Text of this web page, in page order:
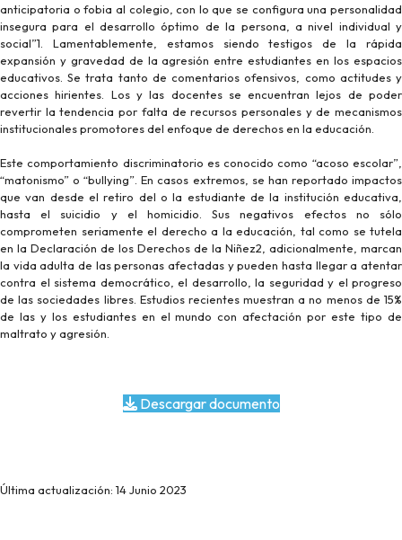
anticipatoria o fobia al colegio, con lo que se configura una personalidad
insegura para el desarrollo óptimo de la persona, a nivel individual y
social”1. Lamentablemente, estamos siendo testigos de la rápida
expansión y gravedad de la agresión entre estudiantes en los espacios
educativos. Se trata tanto de comentarios ofensivos, como actitudes y
acciones hirientes. Los y las docentes se encuentran lejos de poder
revertir la tendencia por falta de recursos personales y de mecanismos
institucionales promotores del enfoque de derechos en la educación.
Este comportamiento discriminatorio es conocido como “acoso escolar”,
“matonismo” o “bullying”. En casos extremos, se han reportado impactos
que van desde el retiro del o la estudiante de la institución educativa,
hasta el suicidio y el homicidio. Sus negativos efectos no sólo
comprometen seriamente el derecho a la educación, tal como se tutela
en la Declaración de los Derechos de la Niñez2, adicionalmente, marcan
la vida adulta de las personas afectadas y pueden hasta llegar a atentar
contra el sistema democrático, el desarrollo, la seguridad y el progreso
de las sociedades libres. Estudios recientes muestran a no menos de 15%
de las y los estudiantes en el mundo con afectación por este tipo de
maltrato y agresión.
Descargar documento
Última actualización: 14 Junio 2023